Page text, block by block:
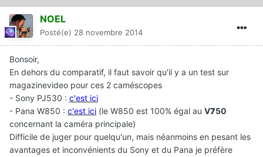
NOEL
Posté(e) 28 novembre 2014
Bonsoir,
En dehors du comparatif, il faut savoir qu'il y a un test sur
magazinevideo pour ces 2 caméscopes
- Sony PJ530 : c'est ici
- Pana W850 : c'est ici (le W850 est 100% égal au V750
concernant la caméra principale)
Difficile de juger pour quelqu'un, mais néanmoins en pesant les
avantages et inconvénients du Sony et du Pana je préfère